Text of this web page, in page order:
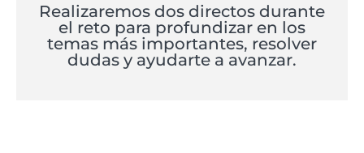
Realizaremos dos directos durante
el reto para profundizar en los
temas más importantes, resolver
dudas y ayudarte a avanzar.